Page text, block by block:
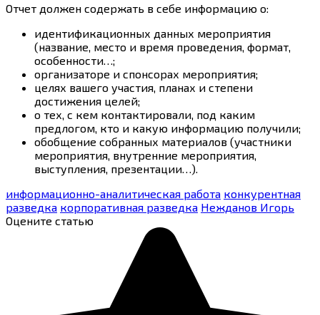
Отчет должен содержать в себе информацию о:
идентификационных данных мероприятия
(название, место и время проведения, формат,
особенности…;
организаторе и спонсорах мероприятия;
целях вашего участия, планах и степени
достижения целей;
о тех, с кем контактировали, под каким
предлогом, кто и какую информацию получили;
обобщение собранных материалов (участники
мероприятия, внутренние мероприятия,
выступления, презентации…).
информационно-аналитическая работа конкурентная
разведка корпоративная разведка Нежданов Игорь
Оцените статью